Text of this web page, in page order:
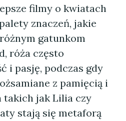
filmy o kwiatach
znaczeń, jakie
gatunkom
róża często
i pasję, podczas gdy
z pamięcią i
takich jak Lilia czy
stają się metaforą